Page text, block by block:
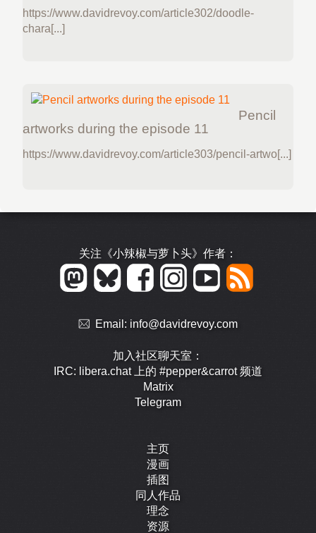
https://www.davidrevoy.com/article302/doodle-
chara[...]
Pencil
artworks during the episode 11
https://www.davidrevoy.com/article303/pencil-artwo[...]
关注《小辣椒与萝卜头》作者：
Email: info@davidrevoy.com
加入社区聊天室：
IRC: libera.chat 上的 #pepper&carrot 频道
Matrix
Telegram
主页
漫画
插图
同人作品
理念
资源